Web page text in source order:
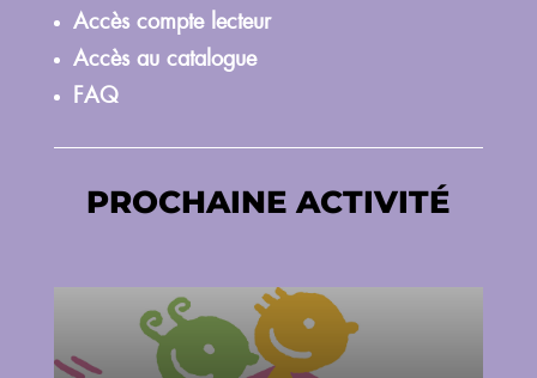
Accès compte lecteur
Accès au catalogue
FAQ
PROCHAINE ACTIVITÉ